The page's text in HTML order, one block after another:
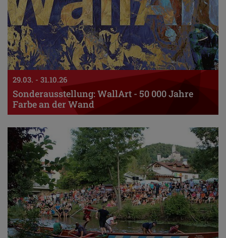
29.03. - 31.10.26
Sonderausstellung: WallArt - 50 000 Jahre
Farbe an der Wand